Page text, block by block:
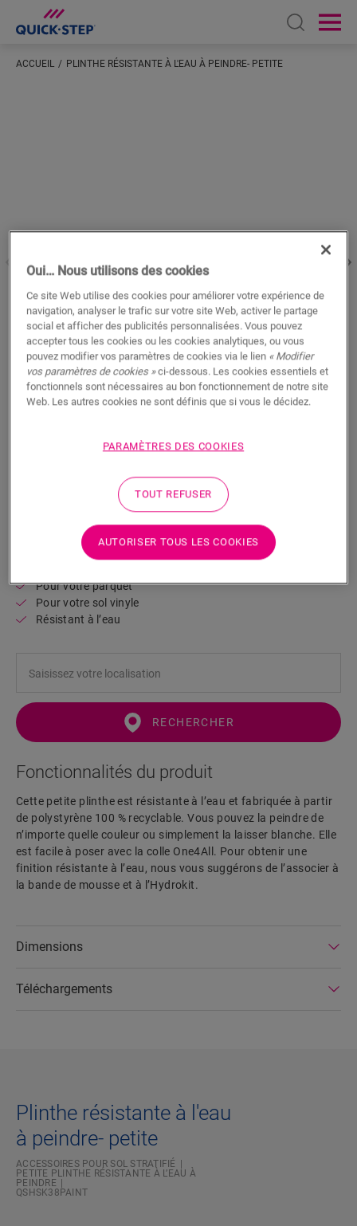
Open
ACCUEIL PLINTHE RÉSISTANTE À L'EAU À PEINDRE- PETITE
ACCESSOIRES POUR SOL STRATIFIÉ
PETITE PLINTHE RÉSISTANTE À L’EAU À PEINDRE
QSHSK38PAINT
Belle finition
Pour votre parquet
Pour votre sol vinyle
Résistant à l’eau
RECHERCHER
Fonctionnalités du produit
Cette petite plinthe est résistante à l’eau et fabriquée à partir
de polystyrène 100 % recyclable. Vous pouvez la peindre de
n’importe quelle couleur ou simplement la laisser blanche. Elle
est facile à poser avec la colle One4All. Pour obtenir une
finition résistante à l’eau, nous vous suggérons de l’associer à
la bande de mousse et à l’Hydrokit.
Dimensions
Téléchargements
Plinthe résistante à l'eau
à peindre- petite
ACCESSOIRES POUR SOL STRATIFIÉ
PETITE PLINTHE RÉSISTANTE À L’EAU À
PEINDRE
QSHSK38PAINT
Oui… Nous utilisons des cookies
Ce site Web utilise des cookies pour améliorer votre expérience de
navigation, analyser le trafic sur votre site Web, activer le partage
social et afficher des publicités personnalisées. Vous pouvez
accepter tous les cookies ou les cookies analytiques, ou vous
pouvez modifier vos paramètres de cookies via le lien « Modifier
vos paramètres de cookies »ci-dessous. Les cookies essentiels et
fonctionnels sont nécessaires au bon fonctionnement de notre site
Web. Les autres cookies ne sont définis que si vous le décidez.
PARAMÈTRES DES COOKIES
TOUT REFUSER
AUTORISER TOUS LES COOKIES